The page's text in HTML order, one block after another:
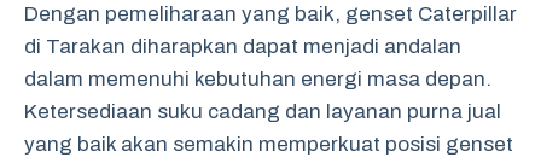
Dengan pemeliharaan yang baik, genset Caterpillar
di Tarakan diharapkan dapat menjadi andalan
dalam memenuhi kebutuhan energi masa depan.
Ketersediaan suku cadang dan layanan purna jual
yang baik akan semakin memperkuat posisi genset